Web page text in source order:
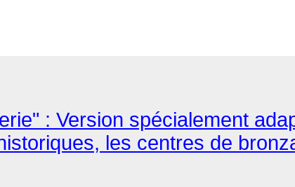
: Version spécialement
les centres de